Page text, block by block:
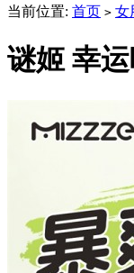
当前位置: 首页 > 女
谜姬 幸